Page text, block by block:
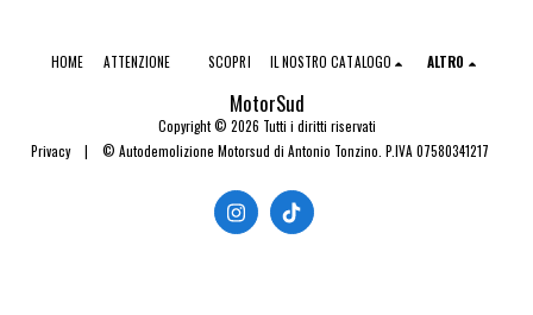
MotorSud
Copyright © 2026 Tutti i diritti riservati
Privacy| © Autodemolizione Motorsud di Antonio Tonzino. P.IVA 07580341217
HOME ATTENZIONE SCOPRI IL NOSTRO CATALOGO ALTRO